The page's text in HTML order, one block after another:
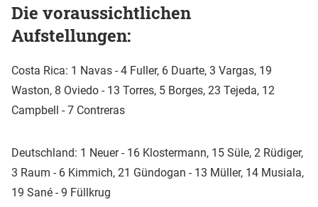
Die voraussichtlichen
Aufstellungen:
Costa Rica: 1 Navas - 4 Fuller, 6 Duarte, 3 Vargas, 19
Waston, 8 Oviedo - 13 Torres, 5 Borges, 23 Tejeda, 12
Campbell - 7 Contreras
Deutschland: 1 Neuer - 16 Klostermann, 15 Süle, 2 Rüdiger,
3 Raum - 6 Kimmich, 21 Gündogan - 13 Müller, 14 Musiala,
19 Sané - 9 Füllkrug